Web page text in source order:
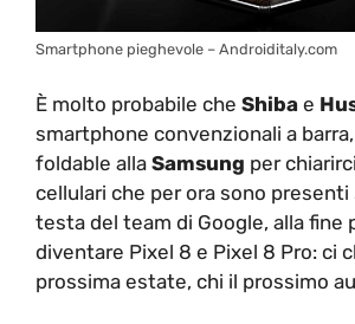
Smartphone pieghevole – Androiditaly.com
È molto probabile che Shiba e
smartphone convenzionali a
foldable alla Samsung per
cellulari che per ora sono presenti
testa del team di Google, alla fine
diventare Pixel 8 e Pixel 8 Pro: ci
prossima estate, chi il prossimo